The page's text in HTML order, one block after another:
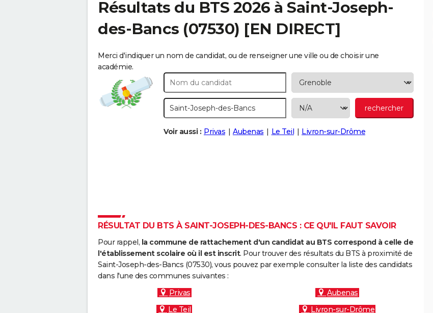
Résultats du BTS 2026 à Saint-Joseph-
des-Bancs (07530) [EN DIRECT]
Merci d'indiquer un nom de candidat, ou de renseigner une ville ou de choisir une
académie.
Voir aussi : Privas Aubenas Le Teil Livron-sur-Drôme
RÉSULTAT DU BTS À SAINT-JOSEPH-DES-BANCS : CE QU'IL FAUT SAVOIR
Pour rappel, la commune de rattachement d'un candidat au BTS correspond à celle de
l'établissement scolaire où il est inscrit. Pour trouver des résultats du BTS à proximité de
Saint-Joseph-des-Bancs (07530), vous pouvez par exemple consulter la liste des candidats
dans l'une des communes suivantes :
Privas
Aubenas
Le Teil
Livron-sur-Drôme